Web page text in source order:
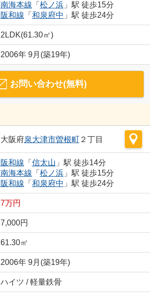
南海本線 「 松ノ浜」駅 徒歩15分
阪和線 「 和泉府中 」駅 徒歩24分
2LDK(61.30㎡)
2006年 9月(築19年)
お問い合わせ(無料)
大阪府泉大津市曽根町２丁目
阪和線 「 信太山 」駅 徒歩14分
南海本線 「 松ノ浜」駅 徒歩15分
阪和線 「 和泉府中 」駅 徒歩24分
7万円
7,000円
61.30㎡
2006年 9月(築19年)
ハイツ / 軽量鉄骨